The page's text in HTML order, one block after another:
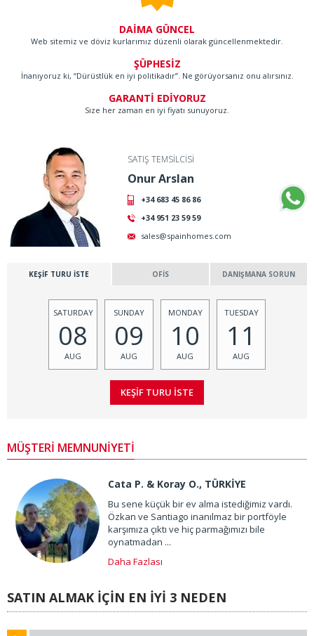
DAİMA GÜNCEL
Web sitemiz ve döviz kurlarımız düzenli olarak güncellenmektedir.
ŞÜPHESİZ
İnanıyoruz ki, “Dürüstlük en iyi politikadır”. Ne görüyorsanız onu alırsınız.
GARANTİ EDİYORUZ
Size her zaman en iyi fiyatı sunuyoruz.
SATIŞ TEMSİLCİSİ
Onur Arslan
+34 683 45 86 86
+34 951 23 59 59
sales@spainhomes.com
KEŞİF TURU İSTE OFİS DANIŞMANA SORUN
SATURDAY
08
AUG
SUNDAY
09
AUG
MONDAY
10
AUG
TUESDAY
11
AUG
MÜŞTERİ MEMNUNİYETİ
Cata P. & Koray O., TÜRKİYE
Bu sene küçük bir ev alma istediğimiz vardı.
Özkan ve Santiago inanılmaz bir portföyle
karşımıza çıktı ve hiç parmağımızı bile
oynatmadan ...
Daha Fazlası
SATIN ALMAK İÇİN EN İYİ 3 NEDEN